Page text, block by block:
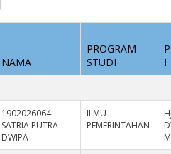
NAMA
PROGRAM
STUDI
I
1902026064 -
SATRIA PUTRA
DWIPA
ILMU
PEMERINTAHAN